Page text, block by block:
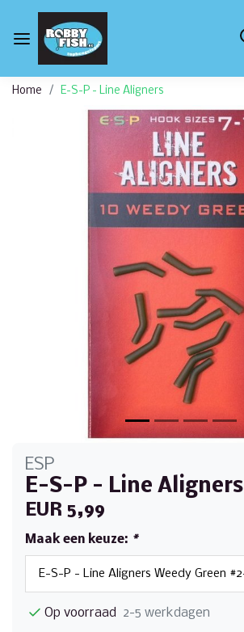
Home E-S-P - Line Aligners
ESP
E-S-P - Line Aligners
EUR 5,99
Maak een keuze: *
Op voorraad 2-5 werkdagen